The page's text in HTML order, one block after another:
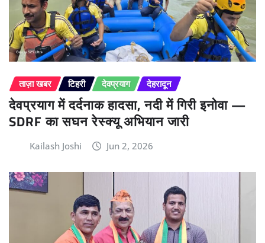
ताज़ा खबर टिहरी देवप्रयाग देहरादून
देवप्रयाग में दर्दनाक हादसा, नदी में गिरी इनोवा —
SDRF का सघन रेस्क्यू अभियान जारी
Kailash Joshi Jun 2, 2026